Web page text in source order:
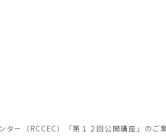
ー（RCCEC）「第１２回公開講座」のご